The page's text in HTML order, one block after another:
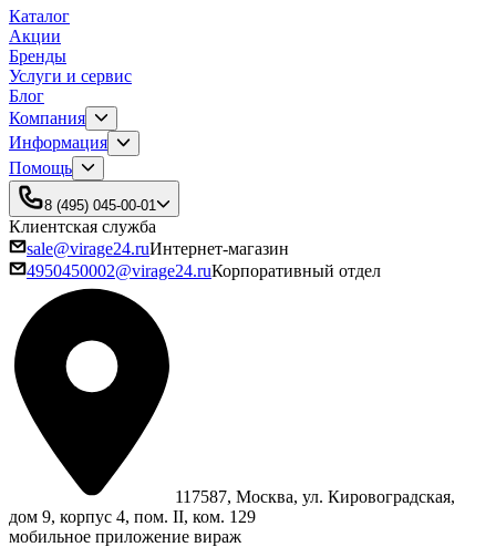
Каталог
Акции
Бренды
Услуги и сервис
Блог
Компания
Информация
Помощь
8 (495) 045-00-01
Клиентская служба
sale@virage24.ruИнтернет-магазин
4950450002@virage24.ruКорпоративный отдел
117587, Москва, ул. Кировоградская,
дом 9, корпус 4, пом. II, ком. 129
мобильное приложение вираж